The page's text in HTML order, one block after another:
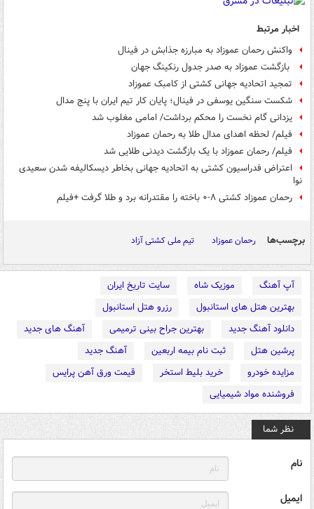
اخبار مرتبط
واکنش رحمان عموزاد به مبارزه جذابش در فینال
بازگشت عموزاد به صدر جدول رنکینگ جهان
تمجید اتحادیه جهانی کشتی از کامبک عموزاد
شکست سنگین یوسفی در فینال؛ پایان کار تیم ایران با پنج مدال
یزدانی گام نخست را محکم برداشت/ امامی مغلوب شد
فیلم/ لحظه اهدای مدال طلا به رحمان عموزاد
فیلم/ رحمان عموزاد با یک بازگشت دیدنی طلایی شد
اعتراض فدراسیون کشتی به اتحادیه جهانی بخاطر دیسکالیفه شدن سعیدی
نوا
رحمان عموزاد کشتی ۸-۰ باخته را مقتدرانه برد و طلا گرفت +فیلم
برچسب‌ها رحمان عموزاد تیم ملی کشتی آزاد
آپ آهنگ موزیک شاه
سایت تاریخ ایران
بهترین هتل های استانبول
رزرو هتل استانبول
دانلود آهنگ جدید
بهترین جراح بینی ترمیمی
آهنگ های جدید
پرشین هتل
ثبت نام بیمه اربعین
آهنگ جدید
مزایده خودرو
خرید بلیط استخر
قیمت ورق آهن پرایس
فروشنده مواد شیمیایی
نظر شما
نام
ایمیل